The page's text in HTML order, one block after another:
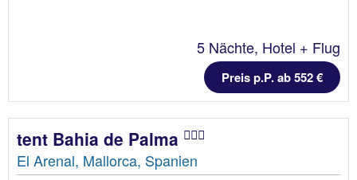
5 Nächte, Hotel + Flug
Preis p.P. ab 552 €
tent Bahia de Palma
El Arenal, Mallorca, Spanien